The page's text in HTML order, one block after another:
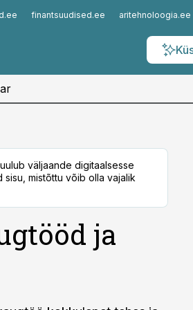
finantsuudised.ee aritehnoloogia.ee
väljaande digitaalsesse
mistõttu võib olla vajalik
ja